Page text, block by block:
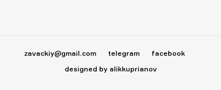
zavackiy@gmail.com telegram
facebook
designed by alikkuprianov